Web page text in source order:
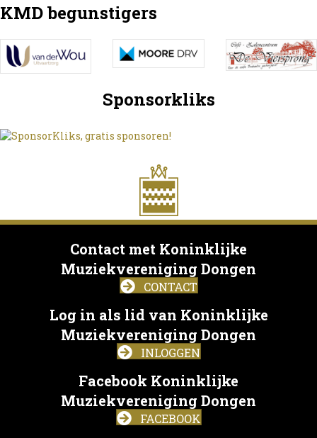
KMD begunstigers
Sponsorkliks
Contact met Koninklijke
Muziekvereniging Dongen
CONTACT
Log in als lid van Koninklijke
Muziekvereniging Dongen
INLOGGEN
Facebook Koninklijke
Muziekvereniging Dongen
FACEBOOK